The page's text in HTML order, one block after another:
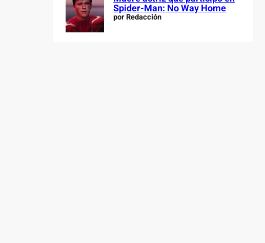
Spider-Man: No Way Home
por Redacción